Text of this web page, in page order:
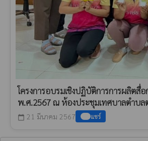
โครงการอบรมเชิงปฏิบัติการการผลิตสื่
พ.ศ.2567 ณ ห้องประชุมเทศบาลตำบล
calendar_today 21 มีนาคม 2567 แชร์